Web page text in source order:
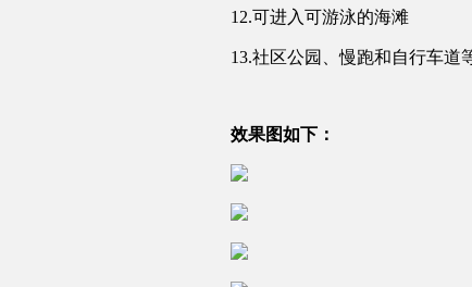
12.可进入可游泳的海滩
13.社区公园、慢跑和自行车道
效果图如下：